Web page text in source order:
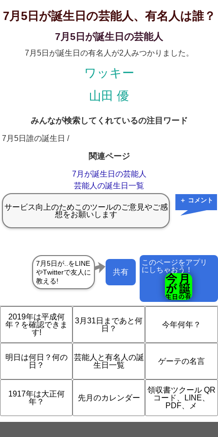
7月5日が誕生日の芸能人、有名人は誰？
7月5日が誕生日の芸能人
7月5日が誕生日の有名人が2人みつかりました。
ワッキー
山田 優
みんなが検索してくれているの注目ワード
7月5日誰の誕生日 /
関連ページ
7月が誕生日の芸能人
芸能人の誕生日一覧
＋ コメント
このページをアプリ
にしちゃおう！
共有
2019年は平成何
年？を確認できま
す!
3月31日まであと何
日？
今年何年？
明日は何日？何の
日？
芸能人と有名人の誕
生日一覧
ゲーテの名言
1917年は大正何
年？
先月のカレンダー
領収書ツクール QR
コード、LINE、
PDF、メ